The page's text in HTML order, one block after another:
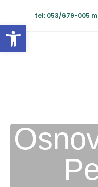
Open toolbar
tel: 053/679-005